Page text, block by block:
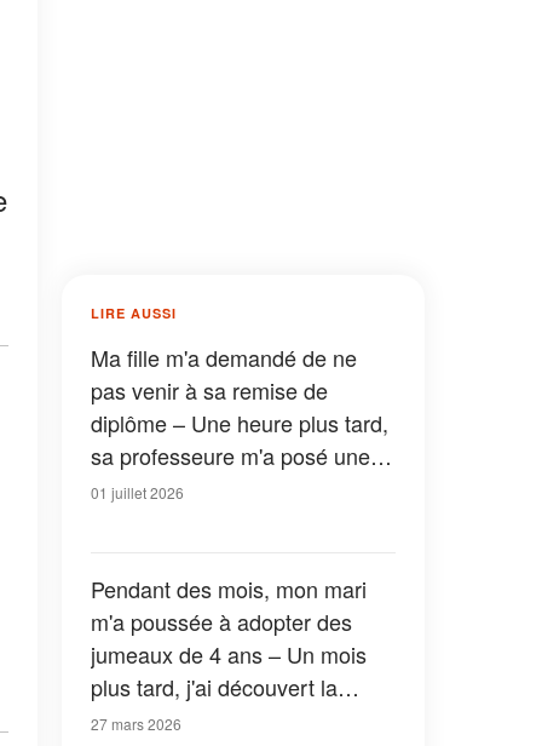
LIRE AUSSI
Ma fille m'a demandé de ne
pas venir à sa remise de
diplôme – Une heure plus tard,
sa professeure m'a posé une
question qui m'a glacé le sang
01 juillet 2026
Pendant des mois, mon mari
m'a poussée à adopter des
jumeaux de 4 ans – Un mois
plus tard, j'ai découvert la
raison et je suis devenue toute
27 mars 2026